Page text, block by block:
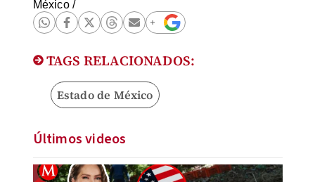
México/
TAGS RELACIONADOS:
Estado de México
Últimos videos